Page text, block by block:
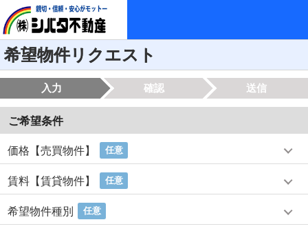
希望物件リクエスト
入力 確認 送信
ご希望条件
価格【売買物件】 任意
賃料【賃貸物件】 任意
希望物件種別 任意